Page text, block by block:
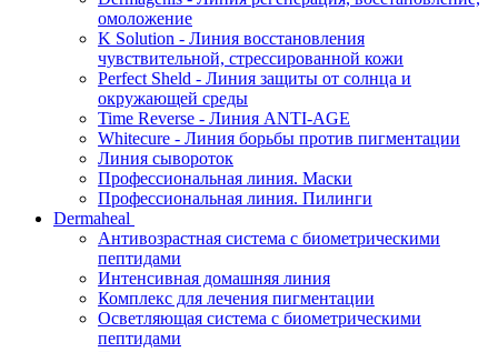
омоложение
K Solution - Линия восстановления
чувствительной, стрессированной кожи
Perfect Sheld - Линия защиты от солнца и
окружающей среды
Time Reverse - Линия ANTI-AGE
Whitecure - Линия борьбы против пигментации
Линия сывороток
Профессиональная линия. Маски
Профессиональная линия. Пилинги
Dermaheal
Антивозрастная система с биометрическими
пептидами
Интенсивная домашняя линия
Комплекс для лечения пигментации
Осветляющая система с биометрическими
пептидами